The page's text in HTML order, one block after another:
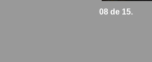
08 de 15.